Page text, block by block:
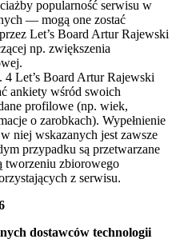
popularność serwisu w
— mogą one zostać
Let’s Board Artur Rajewski
np. zwiększenia
Let’s Board Artur Rajewski
ankiety wśród swoich
profilowe (np. wiek,
o zarobkach). Wypełnienie
niej wskazanych jest zawsze
przypadku są przetwarzane
tworzeniu zbiorowego
z serwisu.
dostawców technologii